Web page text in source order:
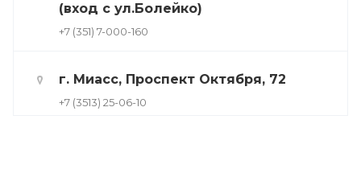
(вход с ул.Болейко)
+7 (351) 7-000-160
г. Миасс, Проспект Октября, 72
+7 (3513) 25-06-10